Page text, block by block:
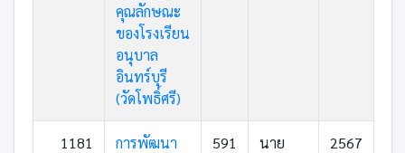
คุณลักษณะ
ของโรงเรียน
อนุบาล
อินทร์บุรี
(วัดโพธิ์ศรี)
1181
การพัฒนา
591
นาย
2567